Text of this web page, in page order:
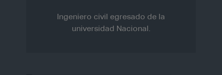
Ingeniero civil egresado de la
universidad Nacional.